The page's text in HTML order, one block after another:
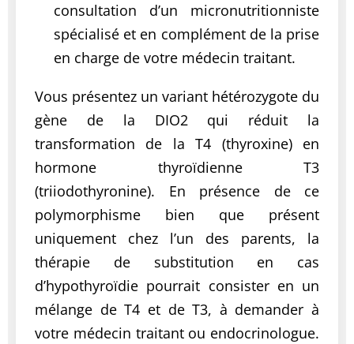
consultation d’un micronutritionniste
spécialisé et en complément de la prise
en charge de votre médecin traitant.
Vous présentez un variant hétérozygote du
gène de la DIO2 qui réduit la
transformation de la T4 (thyroxine) en
hormone thyroïdienne T3
(triiodothyronine). En présence de ce
polymorphisme bien que présent
uniquement chez l’un des parents, la
thérapie de substitution en cas
d’hypothyroïdie pourrait consister en un
mélange de T4 et de T3, à demander à
votre médecin traitant ou endocrinologue.